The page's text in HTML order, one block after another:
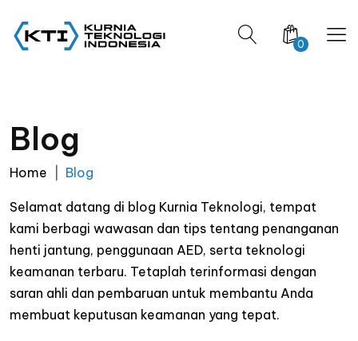
0
Blog
Home Blog
Selamat datang di blog Kurnia Teknologi, tempat
kami berbagi wawasan dan tips tentang penanganan
henti jantung, penggunaan AED, serta teknologi
keamanan terbaru. Tetaplah terinformasi dengan
saran ahli dan pembaruan untuk membantu Anda
membuat keputusan keamanan yang tepat.